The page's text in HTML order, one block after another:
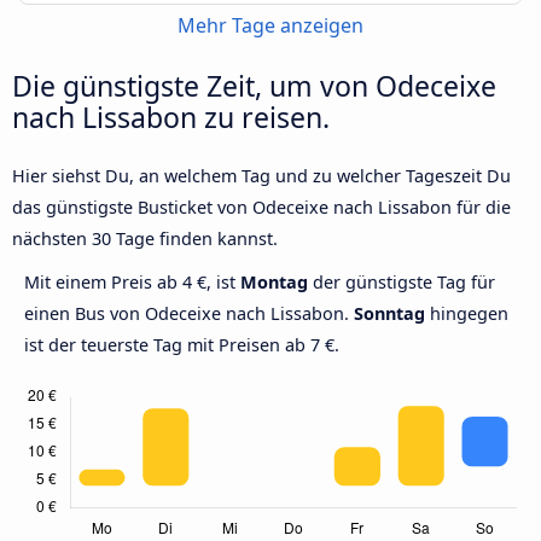
Mehr Tage anzeigen
Die günstigste Zeit, um von Odeceixe
nach Lissabon zu reisen.
Hier siehst Du, an welchem Tag und zu welcher Tageszeit Du
das günstigste Busticket von Odeceixe nach Lissabon für die
nächsten 30 Tage finden kannst.
Mit einem Preis ab 4 €, ist Montag der günstigste Tag für
einen Bus von Odeceixe nach Lissabon. Sonntag hingegen
ist der teuerste Tag mit Preisen ab 7 €.